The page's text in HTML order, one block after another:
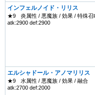
インフェルノイド・リリス
★9
炎属性 / 悪魔族 / 効果 / 特殊召
atk:2900 def:2900
エルシャドール・アノマリリス
★9
水属性 / 悪魔族 / 効果 / 融合
atk:2700 def:2000